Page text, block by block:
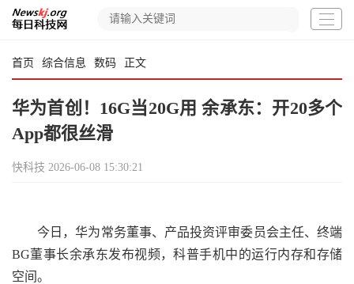
首页 综合信息 数码 正文
华为首创！16G当20G用 余承东：开20多个
App都很丝滑
快科技 2026-06-08 15:30:21
今日，华为常务董事、产品投资评审委员会主任、终端
BG董事长余承东发布视频，科普手机中的运行内存和存储
空间。